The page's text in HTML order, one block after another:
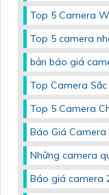
Top 5 Camera
Top 5 camera
bản báo giá
Top Camera Sắc
Top 5 Camera
Báo Giá
Những camera
Báo giá camera